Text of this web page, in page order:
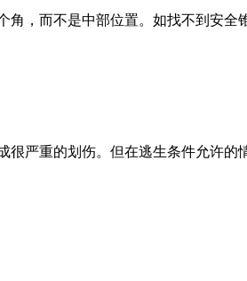
，而不是中部位置。如找不到安
严重的划伤。但在逃生条件允许